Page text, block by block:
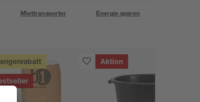
Miettransporter Energie sparen
Aktion